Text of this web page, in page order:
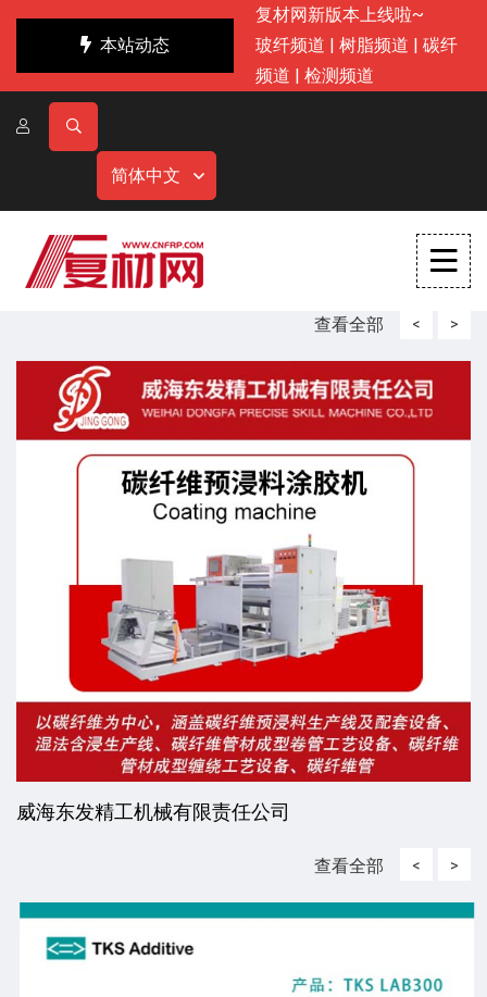
本站动态
复材网新版本上线啦~
玻纤频道 | 树脂频道 | 碳纤
频道 | 检测频道
简体中文
查看全部 <
威海东发精工机械有限责任公司
>
查看全部 < >